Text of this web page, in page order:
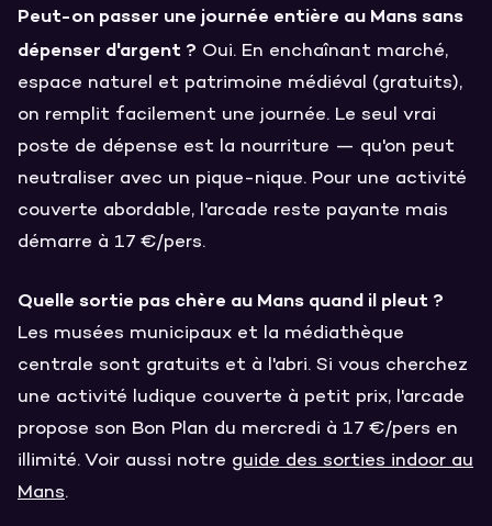
Peut-on passer une journée entière au Mans sans
dépenser d'argent ? Oui. En enchaînant marché,
espace naturel et patrimoine médiéval (gratuits),
on remplit facilement une journée. Le seul vrai
poste de dépense est la nourriture — qu'on peut
neutraliser avec un pique-nique. Pour une activité
couverte abordable, l'arcade reste payante mais
démarre à 17 €/pers.
Quelle sortie pas chère au Mans quand il pleut ?
Les musées municipaux et la médiathèque
centrale sont gratuits et à l'abri. Si vous cherchez
une activité ludique couverte à petit prix, l'arcade
propose son Bon Plan du mercredi à 17 €/pers en
illimité. Voir aussi notre guide des sorties indoor au
Mans.